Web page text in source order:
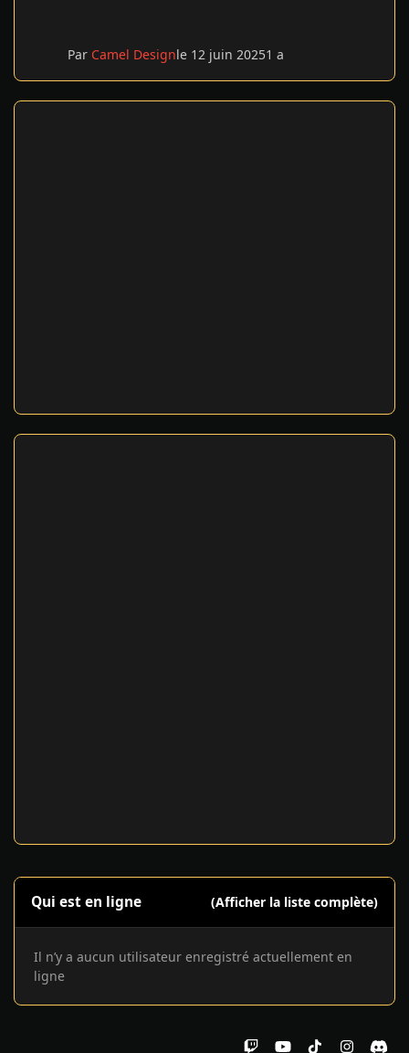
Par Camel Designle 12 juin 20251 a
Qui est en ligne (Afficher la liste complète)
Il n’y a aucun utilisateur enregistré actuellement en
ligne
d